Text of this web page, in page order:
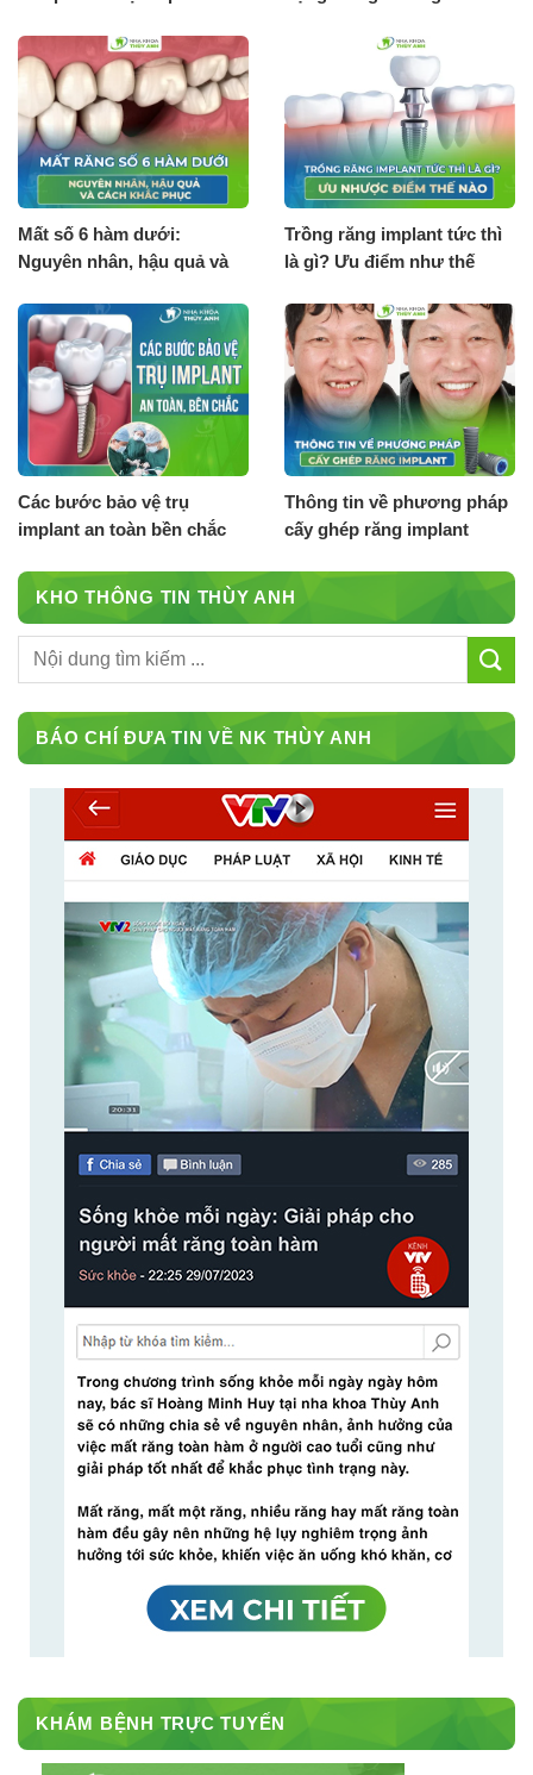
Mất số 6 hàm dưới:
Nguyên nhân, hậu quả và
Trồng răng implant tức thì
là gì? Ưu điểm như thế
Các bước bảo vệ trụ
implant an toàn bền chắc
Thông tin về phương pháp
cấy ghép răng implant
KHO THÔNG TIN THÙY ANH
BÁO CHÍ ĐƯA TIN VỀ NK THÙY ANH
KHÁM BỆNH TRỰC TUYẾN